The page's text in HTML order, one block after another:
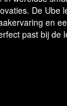
De Ube
en
past bij de